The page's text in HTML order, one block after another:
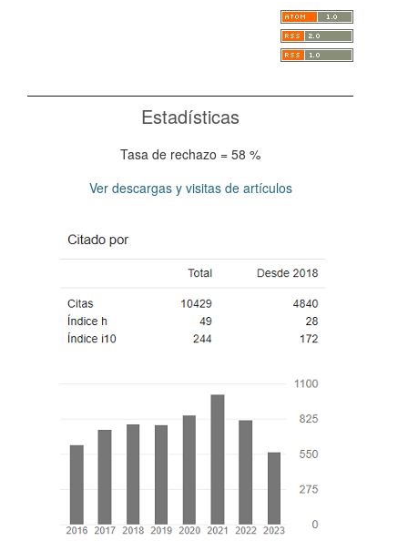
Estadísticas
Tasa de rechazo = 58 %
Ver descargas y visitas de artículos